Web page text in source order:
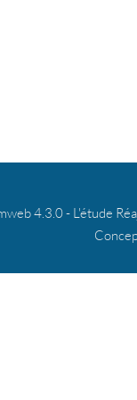
4.3.0 - L'étude